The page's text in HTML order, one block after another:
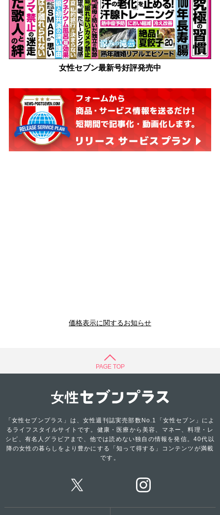
女性セブン最新号好評発売中
価格表示に関するお知らせ
PAGE TOP
「女性セブンプラス」は、女性週刊誌実売部数No.1「女性セブン」によ
るライフスタイルサイトです。健康・医療から美容、マネー、料理・レ
シピ、有名人グラビアまで、他では読めない独自の情報を発信。40代以
降の女性の暮らしをより豊かにする「知って得する」コンテンツが満載
です。